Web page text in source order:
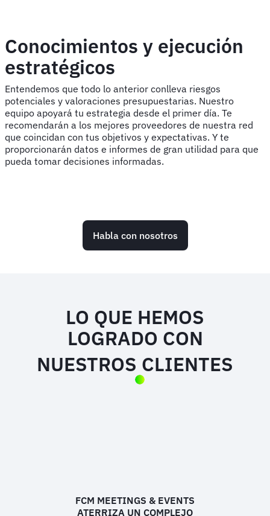
Conocimientos y ejecución
estratégicos
Entendemos que todo lo anterior conlleva riesgos
potenciales y valoraciones presupuestarias. Nuestro
equipo apoyará tu estrategia desde el primer día. Te
recomendarán a los mejores proveedores de nuestra red
que coincidan con tus objetivos y expectativas. Y te
proporcionarán datos e informes de gran utilidad para que
pueda tomar decisiones informadas.
Habla con nosotros
LO QUE HEMOS
LOGRADO CON
NUESTROS CLIENTES
FCM MEETINGS & EVENTS
ATERRIZA UN COMPLEJO